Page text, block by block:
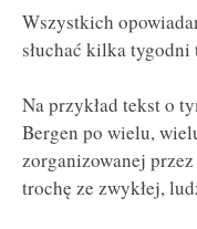
Wszystkich
słuchać kilka
Na przykład tekst o
Bergen po wielu,
zorganizowanej
trochę ze zwykłej,